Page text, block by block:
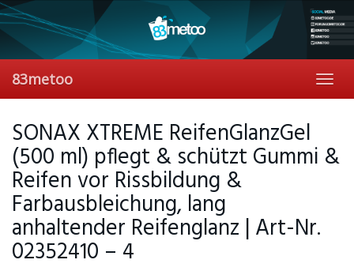
Skip
to
content
83metoo
SONAX XTREME ReifenGlanzGel
(500 ml) pflegt & schützt Gummi &
Reifen vor Rissbildung &
Farbausbleichung, lang
anhaltender Reifenglanz | Art-Nr.
02352410 – 4